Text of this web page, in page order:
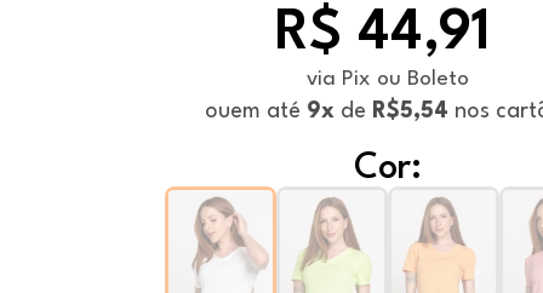
R$ 44,91
via Pix ou Boleto
ouem até 9xde R$5,54 nos
Cor: